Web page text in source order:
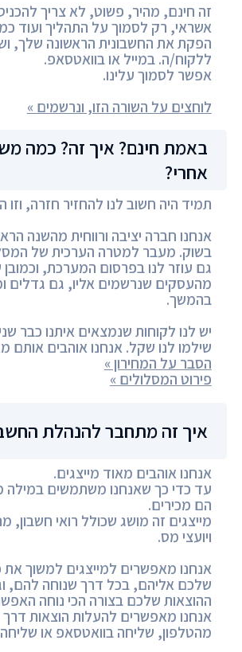
זה חינם, מהיר, פשוט, לא צריך
אשראי, רק לסמוך על התהליך ועוד
הפקת את החשבונית הראשונה שלך,
ללקוח/ה. במייל או בוואטסאפ.
אפשר לסמוך עלינו.
לוחצים על השורה הזו, ונרשמים »
באמת חינם? איך זה? כמה
אחרי?
תמיד היה חשוב לנו להחזיר חזרה, וזו
אנחנו חברה יציבה ורווחית מהשנה
בשוק. מעבר למטרה הערכית של
גם עוזר לנו בפרסום המערכת,
מהעסקים שנרשמים אליו, גם גדלים
בהמשך.
יש לנו לקוחות שנמצאים איתנו כבר
שילמו לנו שקל. אנחנו אוהבים אותם
הסבר על המחירון »
פירוט המסלולים »
איך זה מתחבר להנהלת
אנחנו אוהבים מאוד מייצגים.
עד כדי כך שאנחנו משתמשים במילה
הם מכירים.
מייצגים זה מושג שכולל רואי חשבון,
ויועצי מס.
אנחנו מאפשרים למייצגים למשוך את
שלכם אליהם, בכל דרך שנוחה להם,
ההוצאות שלכם בצורה הכי נוחה
אנחנו מאפשרים להעלות הוצאות
מהטלפון, שליחה בוואטסאפ או שליחה